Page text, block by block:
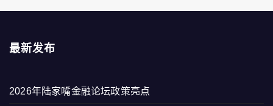
最新发布
2026年陆家嘴金融论坛政策亮点